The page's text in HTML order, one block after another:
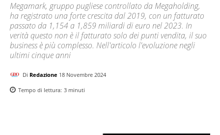
Megamark, gruppo pugliese controllato da Megaholding,
ha registrato una forte crescita dal 2019, con un fatturato
passato da 1,154 a 1,859 miliardi di euro nel 2023. In
verità questo non è il fatturato solo dei punti vendita, il suo
business è più complesso. Nell'articolo l'evoluzione negli
ultimi cinque anni
Di Redazione 18 Novembre 2024
Tempo di lettura: 3 minuti